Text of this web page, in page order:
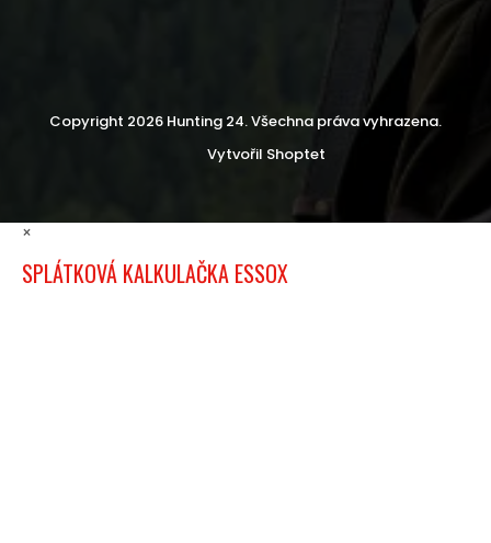
Vytvořil Shoptet
Copyright 2026 Hunting 24. Všechna práva vyhrazena.
×
SPLÁTKOVÁ KALKULAČKA ESSOX